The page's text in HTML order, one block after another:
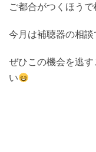
ご都合がつくほうで
今月は補聴器の相談
ぜひこの機会を逃
い